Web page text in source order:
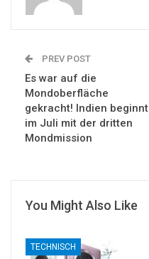
PREV POST
Es war auf die
Mondoberfläche
gekracht! Indien beginnt
im Juli mit der dritten
Mondmission
You Might Also Like
TECHNISCH